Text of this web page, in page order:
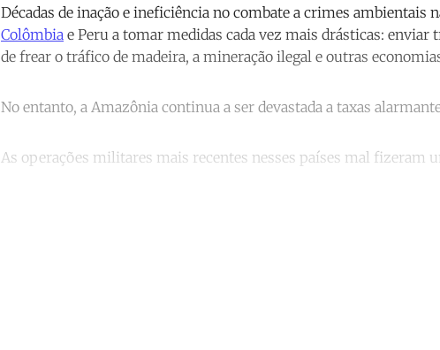
Décadas de inação e ineficiência no combate a crimes ambientais
Colômbia e Peru a tomar medidas cada vez mais drásticas:
de frear o tráfico de madeira, a mineração ilegal e outras
No entanto, a Amazônia continua a ser devastada a taxas
As operações militares mais recentes nesses países mal fizeram